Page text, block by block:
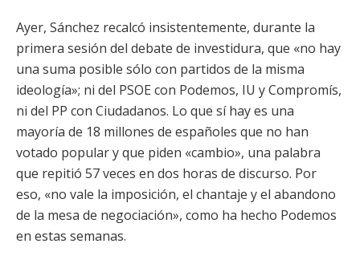
Ayer, Sánchez recalcó insistentemente, durante la
primera sesión del debate de investidura, que «no hay
una suma posible sólo con partidos de la misma
ideología»; ni del PSOE con Podemos, IU y Compromís,
ni del PP con Ciudadanos. Lo que sí hay es una
mayoría de 18 millones de españoles que no han
votado popular y que piden «cambio», una palabra
que repitió 57 veces en dos horas de discurso. Por
eso, «no vale la imposición, el chantaje y el abandono
de la mesa de negociación», como ha hecho Podemos
en estas semanas.